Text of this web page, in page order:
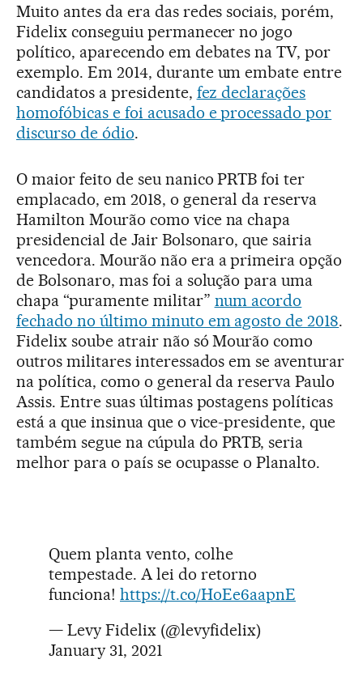
Muito antes da era das redes sociais, porém,
Fidelix conseguiu permanecer no jogo
político, aparecendo em debates na TV, por
exemplo. Em 2014, durante um embate entre
candidatos a presidente, fez declarações
homofóbicas e foi acusado e processado por
discurso de ódio.
O maior feito de seu nanico PRTB foi ter
emplacado, em 2018, o general da reserva
Hamilton Mourão como vice na chapa
presidencial de Jair Bolsonaro, que sairia
vencedora. Mourão não era a primeira opção
de Bolsonaro, mas foi a solução para uma
chapa “puramente militar” num acordo
fechado no último minuto em agosto de 2018.
Fidelix soube atrair não só Mourão como
outros militares interessados em se aventurar
na política, como o general da reserva Paulo
Assis. Entre suas últimas postagens políticas
está a que insinua que o vice-presidente, que
também segue na cúpula do PRTB, seria
melhor para o país se ocupasse o Planalto.
Quem planta vento, colhe
tempestade. A lei do retorno
funciona! https://t.co/HoEe6aapnE
— Levy Fidelix (@levyfidelix)
January 31, 2021